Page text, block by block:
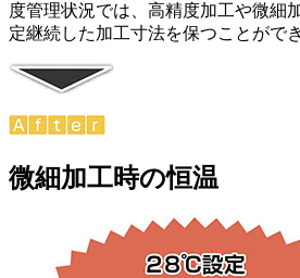
度管理状況では、高精度加工や微細
定継続した加工寸法を保つことがで
微細加工時の恒温